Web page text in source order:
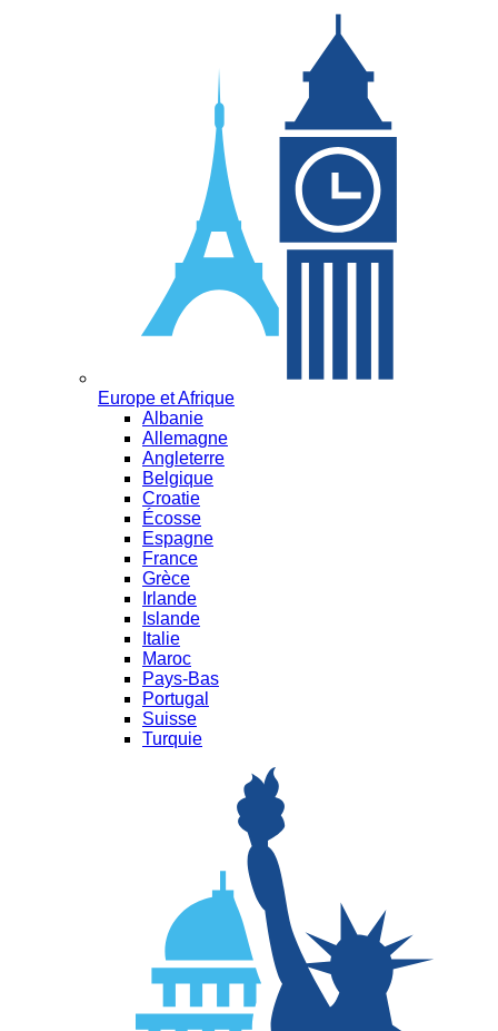
Europe et Afrique
Albanie
Allemagne
Angleterre
Belgique
Croatie
Écosse
Espagne
France
Grèce
Irlande
Islande
Italie
Maroc
Pays-Bas
Portugal
Suisse
Turquie